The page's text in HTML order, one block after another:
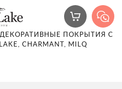
ПОКРЫТИЯ С
CHARMANT, MILQ